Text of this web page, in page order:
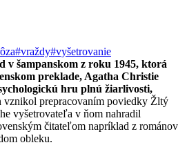
#vraždy#vyšetrovanie
v šampanskom z roku 1945, ktorá
preklade, Agatha Christie
hru plnú žiarlivosti,
vznikol prepracovaním poviedky Žltý
vyšetrovateľa v ňom nahradil
čitateľom napríklad z románov
obleku.